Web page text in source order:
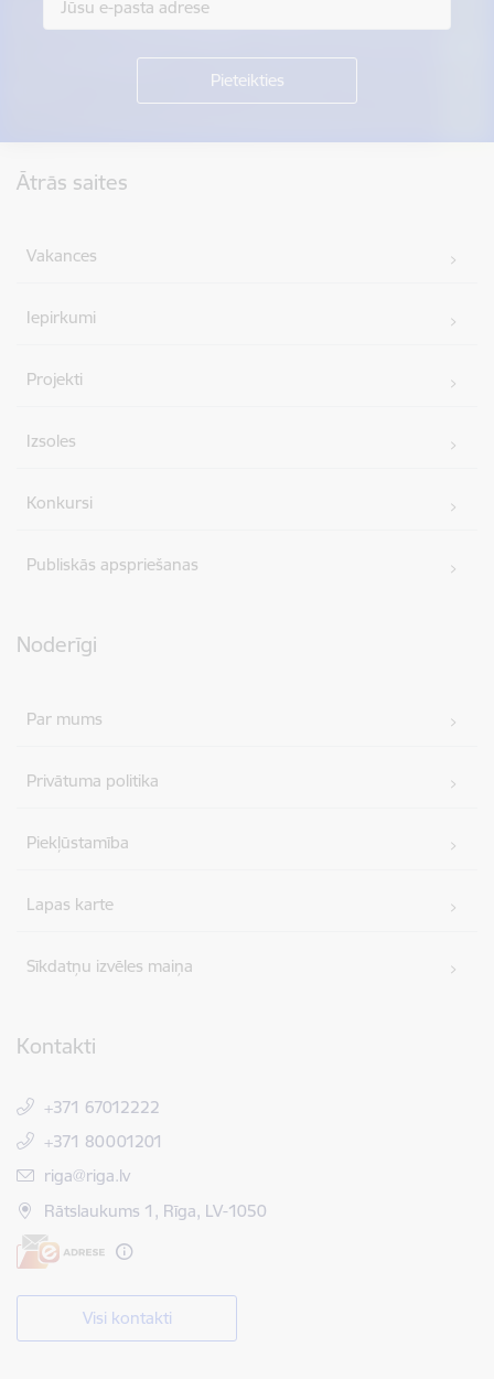
Ātrās saites
Vakances
Iepirkumi
Projekti
Izsoles
Konkursi
Publiskās apspriešanas
Noderīgi
Par mums
Privātuma politika
Piekļūstamība
Lapas karte
Sīkdatņu izvēles maiņa
Kontakti
+371 67012222
+371 80001201
E-pasts:
riga@riga.lv
Rātslaukums 1, Rīga, LV-1050
Visi kontakti